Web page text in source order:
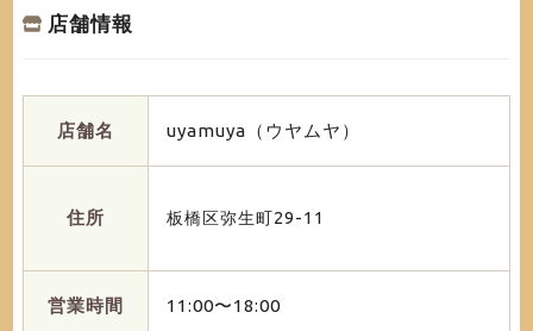
店舗情報
店舗名 uyamuya（ウヤムヤ）
住所 板橋区弥生町29-11
営業時間 11:00〜18:00